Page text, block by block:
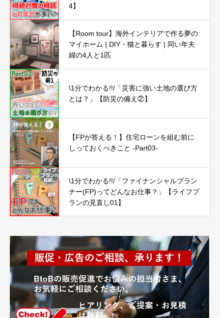
4】
【Room tour】海外インテリアで作る夢の
マイホーム | DIY・猫と暮らす | 同い年夫
婦の4人と1匹
\1分でわかる!!/「災害に強い土地の選び方
とは？」【防災の備え②】
【FPが答える！】住宅ローンを組む前に
しっておくべきこと -Part03-
\1分でわかる!!/「ファイナンシャルプラン
ナー(FP)ってどんなお仕事？」【ライフプ
ランの見直し01】